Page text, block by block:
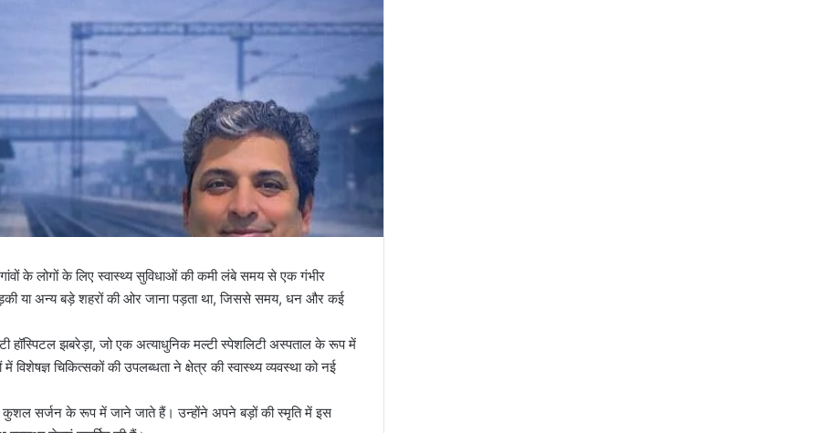
के लोगों के लिए स्वास्थ्य सुविधाओं की कमी लंबे समय से एक गंभीर
या अन्य बड़े शहरों की ओर जाना पड़ता था, जिससे समय, धन और कई
हॉस्पिटल झबरेड़ा, जो एक अत्याधुनिक मल्टी स्पेशलिटी अस्पताल के रूप में
विशेषज्ञ चिकित्सकों की उपलब्धता ने क्षेत्र की स्वास्थ्य व्यवस्था को नई
कुशल सर्जन के रूप में जाने जाते हैं। उन्होंने अपने बड़ों की स्मृति में इस